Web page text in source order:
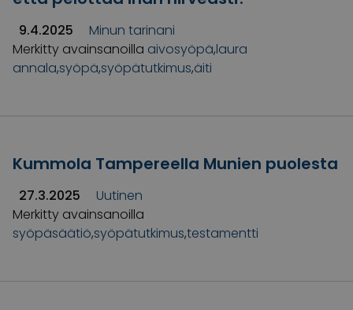
9.4.2025
Minun tarinani
Merkitty avainsanoilla aivosyöpä,laura
annala,syöpä,syöpätutkimus,äiti
Kummola Tampereella Munien puolesta
27.3.2025
Uutinen
Merkitty avainsanoilla
syöpäsäätiö,syöpätutkimus,testamentti